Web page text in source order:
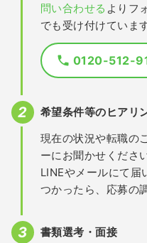
問い合わせる よりフ
でも受け付けています
0120-512-
希望条件等のヒアリ
現在の状況や転職の
ーにお聞かせください
LINEやメールにて届
つかったら、応募の
書類選考・面接